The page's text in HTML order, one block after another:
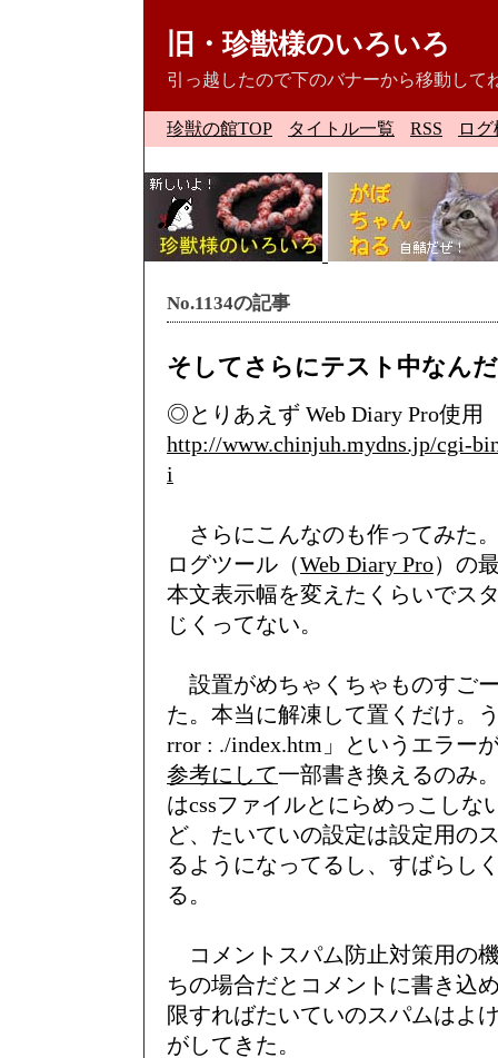
旧・珍獣様のいろいろ
引っ越したので下のバナーから移動して
珍獣の館TOP タイトル一覧 RSS ロ
No.1134の記事
そしてさらにテスト中なん
◎とりあえず Web Diary Pro使用
http://www.chinjuh.mydns.jp/cgi-
i
さらにこんなのも作ってみた
ログツール（Web Diary Pro）の
本文表示幅を変えたくらいでス
じくってない。
設置がめちゃくちゃものすご
た。本当に解凍して置くだけ。
rror : ./index.htm」というエラー
参考にして一部書き換えるのみ
はcssファイルとにらめっこしな
ど、たいていの設定は設定用の
るようになってるし、すばらし
る。
コメントスパム防止対策用の
ちの場合だとコメントに書き込
限すればたいていのスパムはよ
がしてきた。